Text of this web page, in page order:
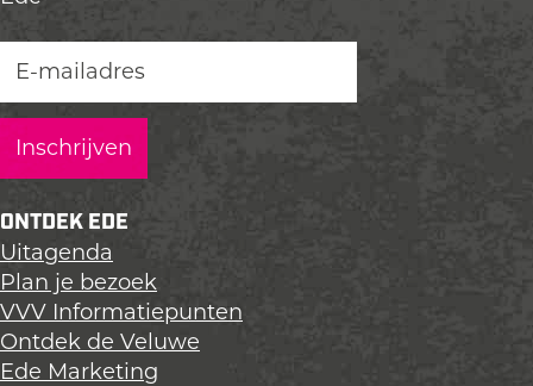
e
a
g
i
n
a
o
p
L
i
e
a
g
i
n
o
p
F
a
e
a
g
i
n
o
p
X
ONTDEK EDE
Uitagenda
Plan je bezoek
VVV Informatiepunten
Ontdek de Veluwe
Ede Marketing